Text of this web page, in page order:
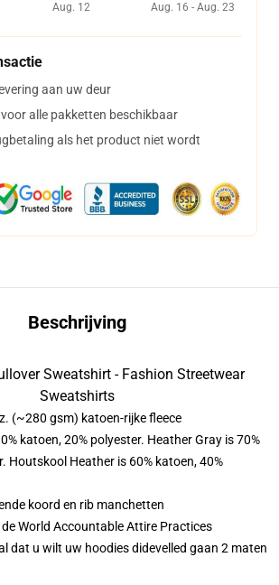
Aug. 12
Aug. 16 - Aug. 23
aan uw deur
alle pakketten beschikbaar
als het product niet wordt
Beschrijving
Sweatshirt - Fashion Streetwear
Sweatshirts
(~280 gsm) katoen-rijke fleece
katoen, 20% polyester. Heather Gray is 70%
Houtskool Heather is 60% katoen, 40%
koord en rib manchetten
World Accountable Attire Practices
dat u wilt uw hoodies didevelled gaan 2 maten